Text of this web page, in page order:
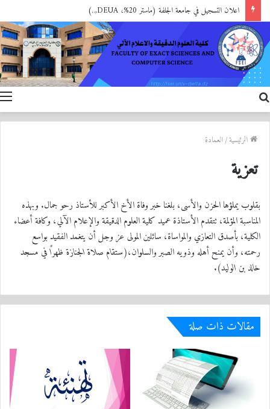
اعلان التسجيل في جامعة الجلفة (ماستر 20%، DEUA,..)
عن
الرئيسية/العمادة
تعزية
بقلوب يملؤها الحزن والأسى، بلغنا خبر وفاة الأخ الأكبر للأستاذ رحو جمال. وبهذه
المناسبة المؤلمة، تتقدم الأستاذة عميد كلية العلوم الدقيقة والإعلام الآلي، وكافة أعضاء
الكلية، بأصدق التعازي والمواساة، سائلين المولى عز وجل أن يتغمد الفقيد بواسع
رحمته، وأن يمنح أهله وذويه الصبر والسلوان،(ستقام صلاة الجنازة ظهرًا في مسجد
خالد بن الوليد).
مقالات ذات صلة